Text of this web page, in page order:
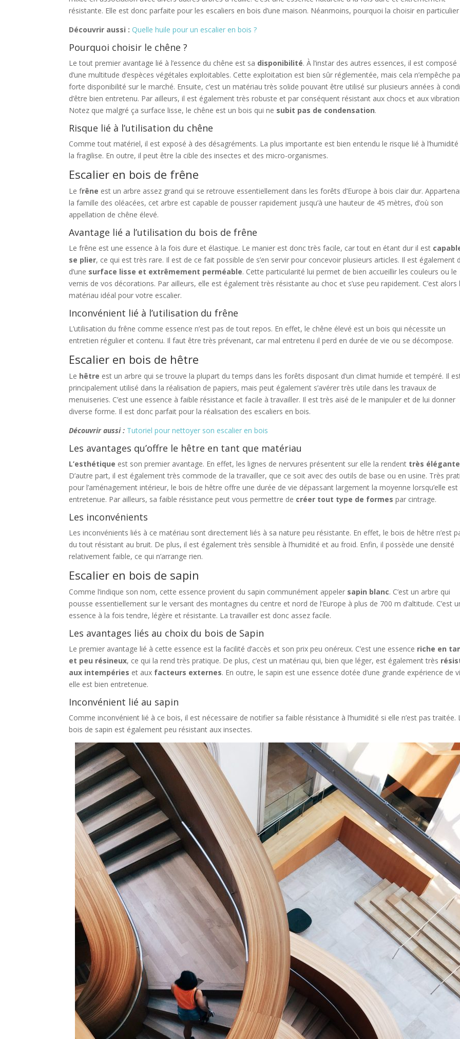
résistante. Elle est donc parfaite pour les escaliers en bois d’une maison. Néanmoins, pourquoi la choisir en particulier
Découvrir aussi : Quelle huile pour un escalier en bois ?
Pourquoi choisir le chêne ?
Le tout premier avantage lié à l’essence du chêne est sa disponibilité. À l’instar des autres essences, il est composé
d’une multitude d’espèces végétales exploitables. Cette exploitation est bien sûr réglementée, mais cela n’empêche
forte disponibilité sur le marché. Ensuite, c’est un matériau très solide pouvant être utilisé sur plusieurs années à
d’être bien entretenu. Par ailleurs, il est également très robuste et par conséquent résistant aux chocs et aux
Notez que malgré ça surface lisse, le chêne est un bois qui ne subit pas de condensation.
Risque lié à l’utilisation du chêne
Comme tout matériel, il est exposé à des désagréments. La plus importante est bien entendu le risque lié à l’humidité
la fragilise. En outre, il peut être la cible des insectes et des micro-organismes.
Escalier en bois de frêne
Le frêne est un arbre assez grand qui se retrouve essentiellement dans les forêts d’Europe à bois clair dur.
la famille des oléacées, cet arbre est capable de pousser rapidement jusqu’à une hauteur de 45 mètres, d’où son
appellation de chêne élevé.
Avantage lié a l’utilisation du bois de frêne
Le frêne est une essence à la fois dure et élastique. Le manier est donc très facile, car tout en étant dur il est
se plier, ce qui est très rare. Il est de ce fait possible de s’en servir pour concevoir plusieurs articles. Il est également
d’une surface lisse et extrêmement perméable. Cette particularité lui permet de bien accueillir les couleurs ou le
vernis de vos décorations. Par ailleurs, elle est également très résistante au choc et s’use peu rapidement. C’est alors
matériau idéal pour votre escalier.
Inconvénient lié à l’utilisation du frêne
L’utilisation du frêne comme essence n’est pas de tout repos. En effet, le chêne élevé est un bois qui nécessite un
entretien régulier et contenu. Il faut être très prévenant, car mal entretenu il perd en durée de vie ou se décompose.
Escalier en bois de hêtre
Le hêtre est un arbre qui se trouve la plupart du temps dans les forêts disposant d’un climat humide et tempéré. Il
principalement utilisé dans la réalisation de papiers, mais peut également s’avérer très utile dans les travaux de
menuiseries. C’est une essence à faible résistance et facile à travailler. Il est très aisé de le manipuler et de lui donner
diverse forme. Il est donc parfait pour la réalisation des escaliers en bois.
Découvrir aussi : Tutoriel pour nettoyer son escalier en bois
Les avantages qu’offre le hêtre en tant que matériau
L’esthétique est son premier avantage. En effet, les lignes de nervures présentent sur elle la rendent très élégante
D’autre part, il est également très commode de la travailler, que ce soit avec des outils de base ou en usine. Très
pour l’aménagement intérieur, le bois de hêtre offre une durée de vie dépassant largement la moyenne lorsqu’elle est
entretenue. Par ailleurs, sa faible résistance peut vous permettre de créer tout type de formespar cintrage.
Les inconvénients
Les inconvénients liés à ce matériau sont directement liés à sa nature peu résistante. En effet, le bois de hêtre n’est
du tout résistant au bruit. De plus, il est également très sensible à l’humidité et au froid. Enfin, il possède une densité
relativement faible, ce qui n’arrange rien.
Escalier en bois de sapin
Comme l’indique son nom, cette essence provient du sapin communément appeler sapin blanc. C’est un arbre qui
pousse essentiellement sur le versant des montagnes du centre et nord de l’Europe à plus de 700 m d’altitude. C’est
essence à la fois tendre, légère et résistante. La travailler est donc assez facile.
Les avantages liés au choix du bois de Sapin
Le premier avantage lié à cette essence est la facilité d’accès et son prix peu onéreux. C’est une essence riche en
et peu résineux, ce qui la rend très pratique. De plus, c’est un matériau qui, bien que léger, est également très
aux intempéries et aux facteurs externes. En outre, le sapin est une essence dotée d’une grande expérience de
elle est bien entretenue.
Inconvénient lié au sapin
Comme inconvénient lié à ce bois, il est nécessaire de notifier sa faible résistance à l’humidité si elle n’est pas traitée.
bois de sapin est également peu résistant aux insectes.